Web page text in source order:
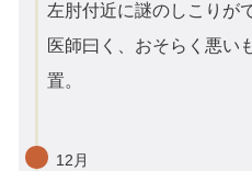
左肘付近に謎のしこりが
医師曰く、おそらく悪い
置。
12月